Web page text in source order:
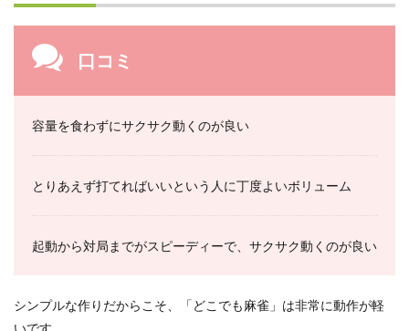
口コミ
容量を食わずにサクサク動くのが良い
とりあえず打てればいいという人に丁度よいボリューム
起動から対局までがスピーディーで、サクサク動くのが良い
シンプルな作りだからこそ、「どこでも麻雀」は非常に動作が軽
いです。